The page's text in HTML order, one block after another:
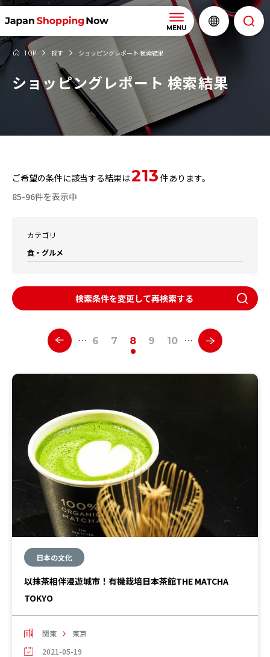
MENU
TOP 探す ショッピングレポート 検索結果
ショッピングレポート 検索結果
ご希望の条件に該当する結果は213 件あります。
85-96件を表示中
カテゴリ
食・グルメ
検索条件を変更して再検索する
… 6 7 8 9 10 …
日本の文化
以抹茶相伴漫遊城市！有機栽培日本茶館THE MATCHA
TOKYO
関東
東京
2021-05-19